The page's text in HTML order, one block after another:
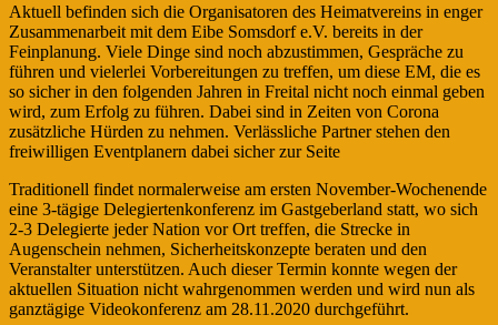
Aktuell befinden sich die Organisatoren des Heimatvereins in enger
Zusammenarbeit mit dem Eibe Somsdorf e.V. bereits in der
Feinplanung. Viele Dinge sind noch abzustimmen, Gespräche zu
führen und vielerlei Vorbereitungen zu treffen, um diese EM, die es
so sicher in den folgenden Jahren in Freital nicht noch einmal geben
wird, zum Erfolg zu führen. Dabei sind in Zeiten von Corona
zusätzliche Hürden zu nehmen. Verlässliche Partner stehen den
freiwilligen Eventplanern dabei sicher zur Seite
Traditionell findet normalerweise am ersten November-Wochenende
eine 3-tägige Delegiertenkonferenz im Gastgeberland statt, wo sich
2-3 Delegierte jeder Nation vor Ort treffen, die Strecke in
Augenschein nehmen, Sicherheitskonzepte beraten und den
Veranstalter unterstützen. Auch dieser Termin konnte wegen der
aktuellen Situation nicht wahrgenommen werden und wird nun als
ganztägige Videokonferenz am 28.11.2020 durchgeführt.